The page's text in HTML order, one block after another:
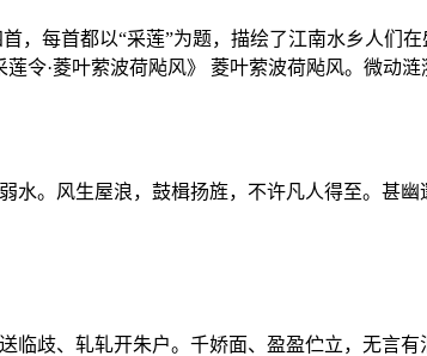
，每首都以“采莲”为题，描绘了江南水乡人们
令·菱叶萦波荷飐风》 菱叶萦波荷飐风。微动
水。风生屋浪，鼓楫扬旌，不许凡人得至。甚
临歧、轧轧开朱户。千娇面、盈盈伫立，无言